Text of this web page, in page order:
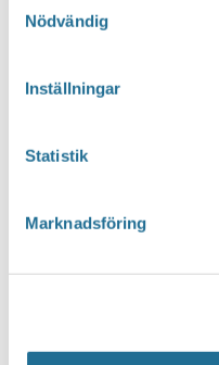
Nödvändig
Inställningar
Statistik
Marknadsföring